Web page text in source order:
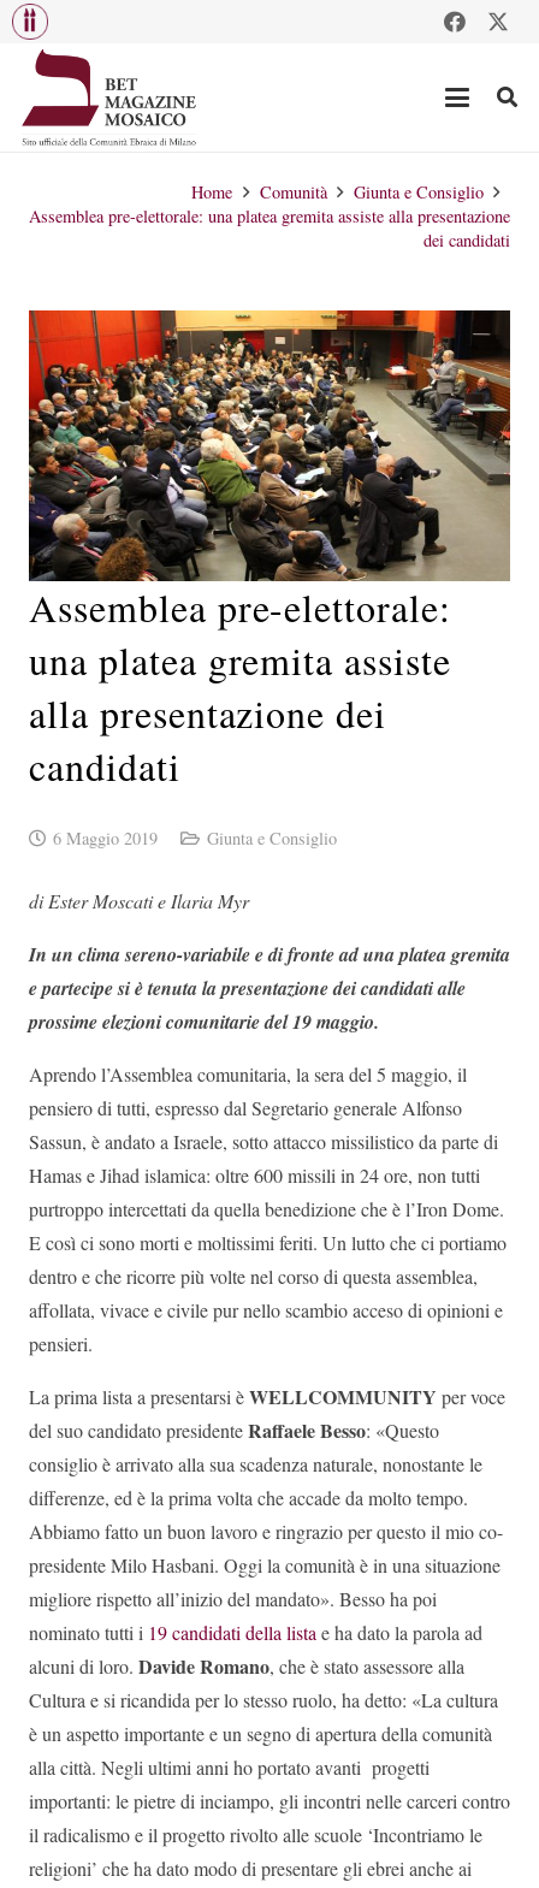
Home Comunità
Giunta e Consiglio
Assemblea pre-elettorale: una platea gremita assiste alla presentazione
dei candidati
Assemblea pre-elettorale:
una platea gremita assiste
alla presentazione dei
candidati
6 Maggio 2019 Giunta e Consiglio
di Ester Moscati e Ilaria Myr
In un clima sereno-variabile e di fronte ad una platea gremita
e partecipe si è tenuta la presentazione dei candidati alle
prossime elezioni comunitarie del 19 maggio.
Aprendo l’Assemblea comunitaria, la sera del 5 maggio, il
pensiero di tutti, espresso dal Segretario generale Alfonso
Sassun, è andato a Israele, sotto attacco missilistico da parte di
Hamas e Jihad islamica: oltre 600 missili in 24 ore, non tutti
purtroppo intercettati da quella benedizione che è l’Iron Dome.
E così ci sono morti e moltissimi feriti. Un lutto che ci portiamo
dentro e che ricorre più volte nel corso di questa assemblea,
affollata, vivace e civile pur nello scambio acceso di opinioni e
pensieri.
La prima lista a presentarsi èWELLCOMMUNITY per voce
del suo candidato presidenteRaffaele Besso: «Questo
consiglio è arrivato alla sua scadenza naturale, nonostante le
differenze, ed è la prima volta che accade da molto tempo.
Abbiamo fatto un buon lavoro e ringrazio per questo il mio co-
presidente Milo Hasbani. Oggi la comunità è in una situazione
migliore rispetto all’inizio del mandato». Besso ha poi
nominato tutti i 19 candidati della listae ha dato la parola ad
alcuni di loro. Davide Romano, che è stato assessore alla
Cultura e si ricandida per lo stesso ruolo, ha detto: «La cultura
è un aspetto importante e un segno di apertura della comunità
alla città. Negli ultimi anni ho portato avanti progetti
importanti: le pietre di inciampo, gli incontri nelle carceri contro
il radicalismo e il progetto rivolto alle scuole ‘Incontriamo le
religioni’ che ha dato modo di presentare gli ebrei anche ai